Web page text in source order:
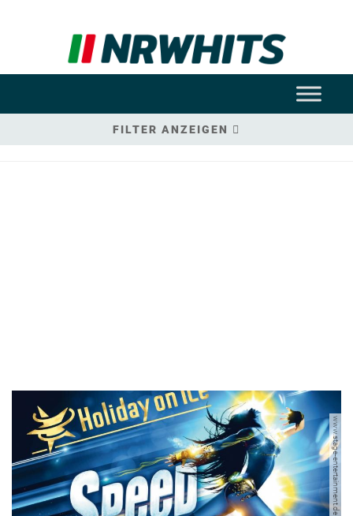
FILTER ANZEIGEN
www.stage-entertainment.de